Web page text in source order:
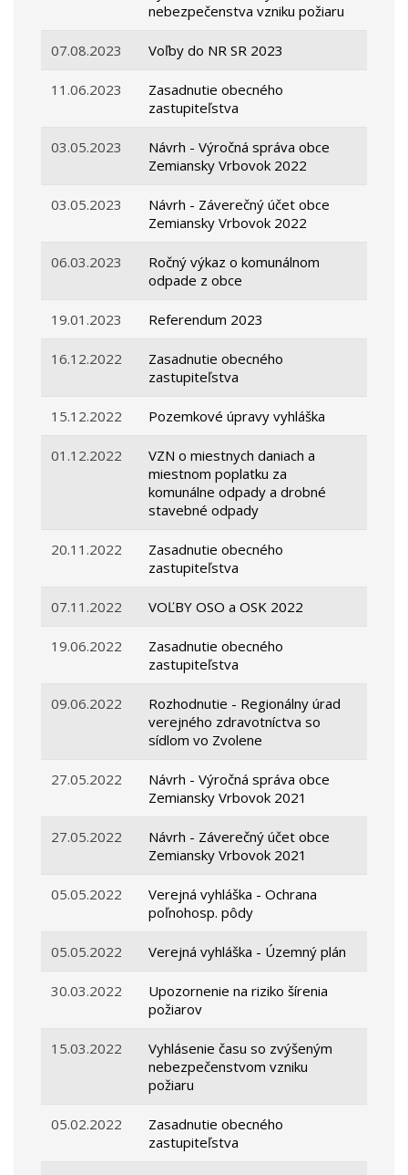
nebezpečenstva vzniku požiaru
07.08.2023 Voľby do NR SR 2023
11.06.2023
Zasadnutie obecného
zastupiteľstva
03.05.2023
Návrh - Výročná správa obce
Zemiansky Vrbovok 2022
03.05.2023
Návrh - Záverečný účet obce
Zemiansky Vrbovok 2022
06.03.2023
Ročný výkaz o komunálnom
odpade z obce
19.01.2023 Referendum 2023
16.12.2022
Zasadnutie obecného
zastupiteľstva
15.12.2022 Pozemkové úpravy vyhláška
01.12.2022
VZN o miestnych daniach a
miestnom poplatku za
komunálne odpady a drobné
stavebné odpady
20.11.2022
Zasadnutie obecného
zastupiteľstva
07.11.2022 VOĽBY OSO a OSK 2022
19.06.2022
Zasadnutie obecného
zastupiteľstva
09.06.2022
Rozhodnutie - Regionálny úrad
verejného zdravotníctva so
sídlom vo Zvolene
27.05.2022
Návrh - Výročná správa obce
Zemiansky Vrbovok 2021
27.05.2022
Návrh - Záverečný účet obce
Zemiansky Vrbovok 2021
05.05.2022
Verejná vyhláška - Ochrana
poľnohosp. pôdy
05.05.2022 Verejná vyhláška - Územný plán
30.03.2022
Upozornenie na riziko šírenia
požiarov
15.03.2022
Vyhlásenie času so zvýšeným
nebezpečenstvom vzniku
požiaru
05.02.2022
Zasadnutie obecného
zastupiteľstva